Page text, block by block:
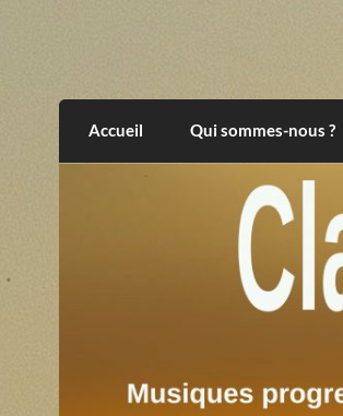
Clair et Obscur
Accueil Qui sommes-nous ?